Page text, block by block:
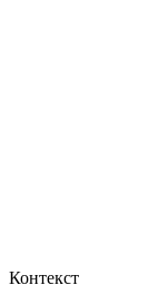
Контекст